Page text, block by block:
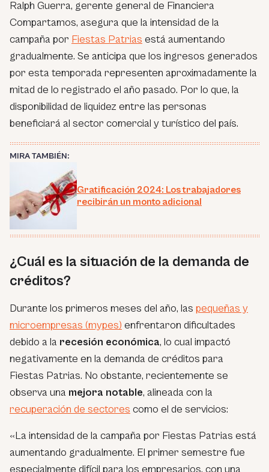
Ralph Guerra, gerente general de Financiera
Compartamos, asegura que la intensidad de la
campaña por Fiestas Patrias está aumentando
gradualmente. Se anticipa que los ingresos generados
por esta temporada representen aproximadamente la
mitad de lo registrado el año pasado. Por lo que, la
disponibilidad de liquidez entre las personas
beneficiará al sector comercial y turístico del país.
MIRA TAMBIÉN:
Gratificación 2024: Los trabajadores
recibirán un monto adicional
¿Cuál es la situación de la demanda de
créditos?
Durante los primeros meses del año, las pequeñas y
microempresas (mypes) enfrentaron dificultades
debido a la recesión económica, lo cual impactó
negativamente en la demanda de créditos para
Fiestas Patrias. No obstante, recientemente se
observa una mejora notable, alineada con la
recuperación de sectores como el de servicios:
«La intensidad de la campaña por Fiestas Patrias está
aumentando gradualmente. El primer semestre fue
especialmente difícil para los empresarios, con una